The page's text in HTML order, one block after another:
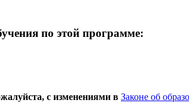
по этой программе:
с изменениями в Законе об